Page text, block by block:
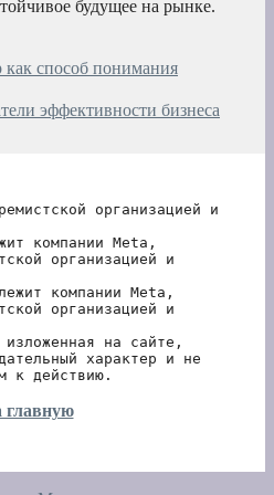
будущее на рынке.
как способ понимания
эффективности бизнеса
организацией и
компании Meta,
организацией и
компании Meta,
организацией и
на сайте,
характер и не
к действию.
главную